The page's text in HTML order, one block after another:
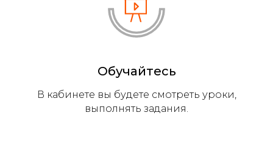
Обучайтесь
В кабинете вы будете смотреть уроки,
выполнять задания.